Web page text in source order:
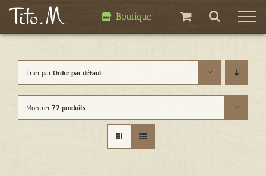
Passer
Boutique
Trier par Ordre par défaut
Montrer 72 produits